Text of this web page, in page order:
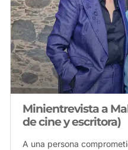
Minientrevista a
de cine y escritora)
A una persona